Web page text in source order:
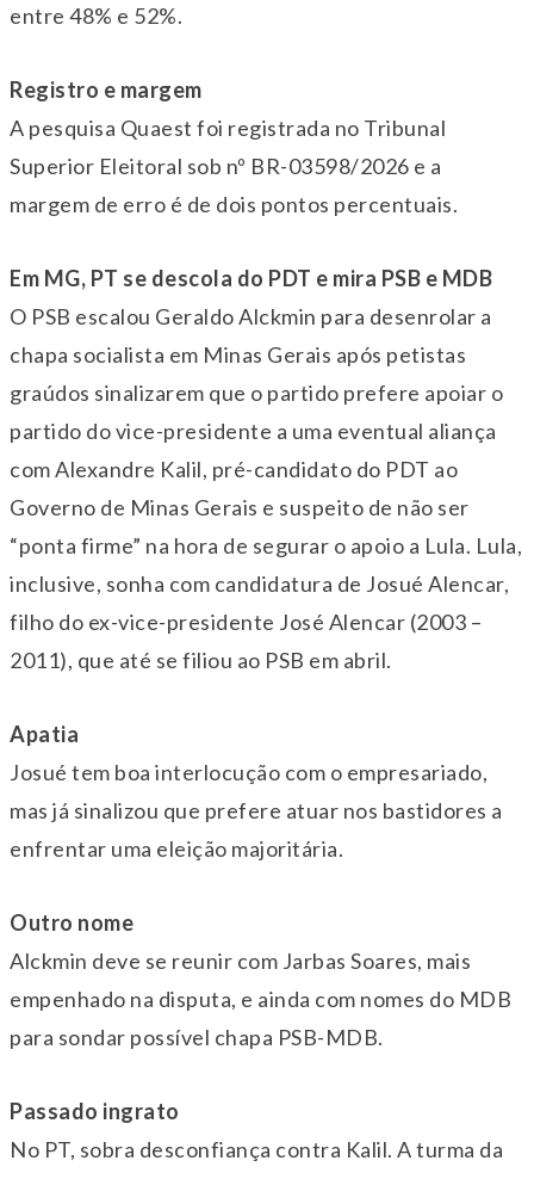
entre 48% e 52%.
Registro e margem
A pesquisa Quaest foi registrada no Tribunal
Superior Eleitoral sob nº BR-03598/2026 e a
margem de erro é de dois pontos percentuais.
Em MG, PT se descola do PDT e mira PSB e MDB
O PSB escalou Geraldo Alckmin para desenrolar a
chapa socialista em Minas Gerais após petistas
graúdos sinalizarem que o partido prefere apoiar o
partido do vice-presidente a uma eventual aliança
com Alexandre Kalil, pré-candidato do PDT ao
Governo de Minas Gerais e suspeito de não ser
“ponta firme” na hora de segurar o apoio a Lula. Lula,
inclusive, sonha com candidatura de Josué Alencar,
filho do ex-vice-presidente José Alencar (2003 –
2011), que até se filiou ao PSB em abril.
Apatia
Josué tem boa interlocução com o empresariado,
mas já sinalizou que prefere atuar nos bastidores a
enfrentar uma eleição majoritária.
Outro nome
Alckmin deve se reunir com Jarbas Soares, mais
empenhado na disputa, e ainda com nomes do MDB
para sondar possível chapa PSB-MDB.
Passado ingrato
No PT, sobra desconfiança contra Kalil. A turma da